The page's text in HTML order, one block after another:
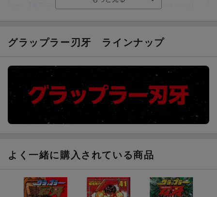
ト山分け
エントリー＆3,000円以上購入で無料データSIM（3GB/月プ
楽天モバイル紹介キャンペーンの拡散で300円OFFクーポン
進呈
グラップラー刃牙 ラインナップ
よく一緒に購入されている商品